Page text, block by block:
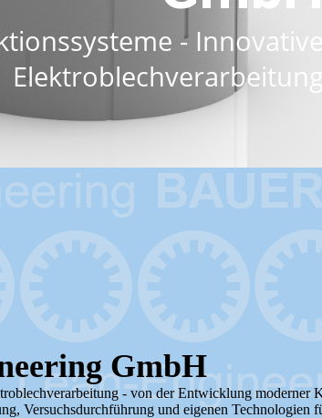
- Innovative
Elektroblechverarbeitung
GmbH
- von der Entwicklung moderner
Versuchsdurchführung und eigenen Technologien